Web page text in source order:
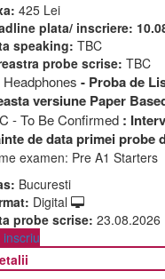
425 Lei
plata/ inscriere:
speaking: TBC
probe scrise: TBC
- Proba de
versiune Paper
- To Be Confirmed :
de data primei probe
examen: Pre A1 Starters
Bucuresti
Digital
probe scrise: 23.08.2026